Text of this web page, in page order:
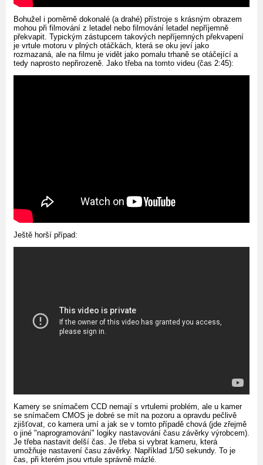
Bohužel i poměrně dokonalé (a drahé) přístroje s krásným obrazem
mohou při filmování z letadel nebo filmování letadel nepříjemně
překvapit. Typickým zástupcem takových nepříjemných překvapení
je vrtule motoru v plných otáčkách, která se oku jeví jako
rozmazaná, ale na filmu je vidět jako pomalu trhaně se otáčející a
tedy naprosto nepřirozeně. Jako třeba na tomto videu (čas 2:45):
Ještě horší případ:
Kamery se snímačem CCD nemají s vrtulemi problém, ale u kamer
se snímačem CMOS je dobré se mít na pozoru a opravdu pečlivě
zjišťovat, co kamera umí a jak se v tomto případě chová (jde zřejmě
o jiné "naprogramování" logiky nastavování času závěrky výrobcem).
Je třeba nastavit delší čas. Je třeba si vybrat kameru, která
umožňuje nastavení času závěrky. Například 1/50 sekundy. To je
čas, při kterém jsou vrtule správně mázlé.